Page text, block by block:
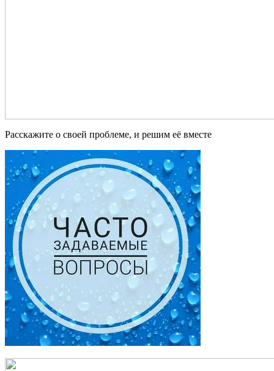
Расскажите о своей проблеме, и решим её вместе